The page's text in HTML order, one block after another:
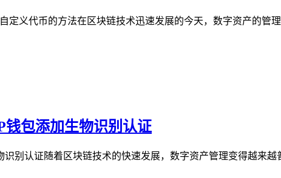
定义代币的方法在区块链技术迅速发展的今天，数字资产的
包添加生物识别认证
别认证随着区块链技术的快速发展，数字资产管理变得越来